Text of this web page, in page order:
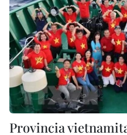
Provincia